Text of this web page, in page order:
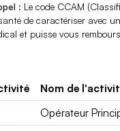
: Le code CCAM
de caractériser avec
et puisse vous
Nom de
Opérateur